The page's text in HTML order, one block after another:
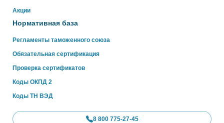
Акции
Нормативная база
Регламенты таможенного союза
Обязательная сертификация
Проверка сертификатов
Коды ОКПД 2
Коды ТН ВЭД
8 800 775-27-45